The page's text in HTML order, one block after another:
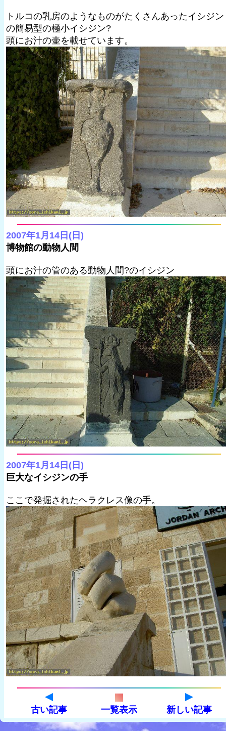
トルコの乳房のようなものがたくさんあったイシジン
の簡易型の極小イシジン?
頭にお汁の壷を載せています。
2007年1月14日(日)
博物館の動物人間
頭にお汁の管のある動物人間?のイシジン
2007年1月14日(日)
巨大なイシジンの手
ここで発掘されたヘラクレス像の手。
古い記事 一覧表示 新しい記事